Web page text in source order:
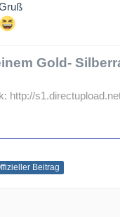
Gold-
http://
Beitrag